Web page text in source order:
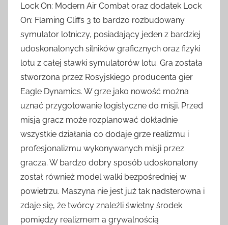
Lock On: Modern Air Combat oraz dodatek Lock
On: Flaming Cliffs 3 to bardzo rozbudowany
symulator lotniczy, posiadający jeden z bardziej
udoskonalonych silników graficznych oraz fizyki
lotu z całej stawki symulatorów lotu. Gra została
stworzona przez Rosyjskiego producenta gier
Eagle Dynamics. W grze jako nowość można
uznać przygotowanie logistyczne do misji. Przed
misją gracz może rozplanować dokładnie
wszystkie działania co dodaje grze realizmu i
profesjonalizmu wykonywanych misji przez
gracza. W bardzo dobry sposób udoskonalony
został również model walki bezpośredniej w
powietrzu. Maszyna nie jest już tak nadsterowna i
zdaje się, że twórcy znaleźli świetny środek
pomiędzy realizmem a grywalnością